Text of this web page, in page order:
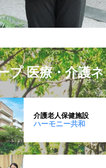
プ 医療・介護
介護老人保健施設
ハーモニー共和